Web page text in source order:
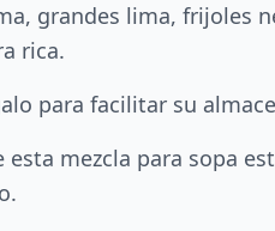
grandes lima, frijoles
rica.
para facilitar su
mezcla para sopa